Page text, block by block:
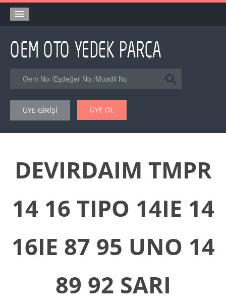
Orjinal Yedek Parça
Eşdeğer Muadil Yedek Parça
Şase Numarası VIN Yedekparça Sorgulama
Hakkımızda
Forum
ÜYE GİRİŞİ ÜYE OL
DEVIRDAIM TMPR
14 16 TIPO 14IE 14
16IE 87 95 UNO 14
89 92 SARI